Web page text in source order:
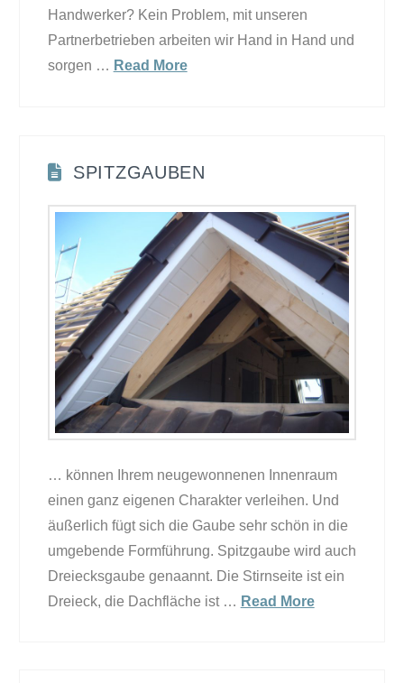
Handwerker? Kein Problem, mit unseren
Partnerbetrieben arbeiten wir Hand in Hand und
sorgen … Read More
SPITZGAUBEN
… können Ihrem neugewonnenen Innenraum
einen ganz eigenen Charakter verleihen. Und
äußerlich fügt sich die Gaube sehr schön in die
umgebende Formführung. Spitzgaube wird auch
Dreiecksgaube genaannt. Die Stirnseite ist ein
Dreieck, die Dachfläche ist … Read More